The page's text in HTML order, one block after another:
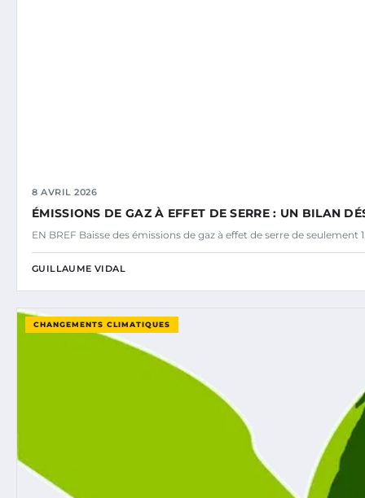
8 AVRIL 2026
ÉMISSIONS DE GAZ À EFFET DE SERRE : UN BILAN
EN BREF Baisse des émissions de gaz à effet de serre de seulement
GUILLAUME VIDAL
CHANGEMENTS CLIMATIQUES